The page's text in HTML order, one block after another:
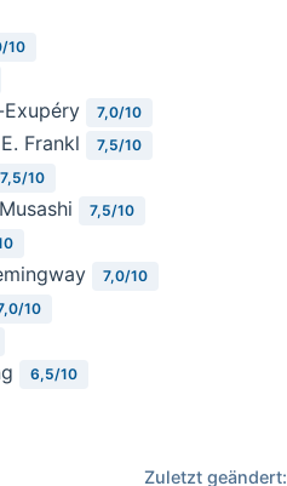
10
7,0/10
Frankl 7,5/10
7,5/10
7,5/10
7,0/10
10
6,5/10
Zuletzt geändert: